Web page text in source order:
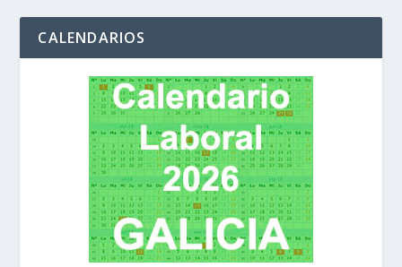
CALENDARIOS